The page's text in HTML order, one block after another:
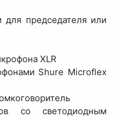
для председателя или
XLR
Shure Microflex
со светодиодным